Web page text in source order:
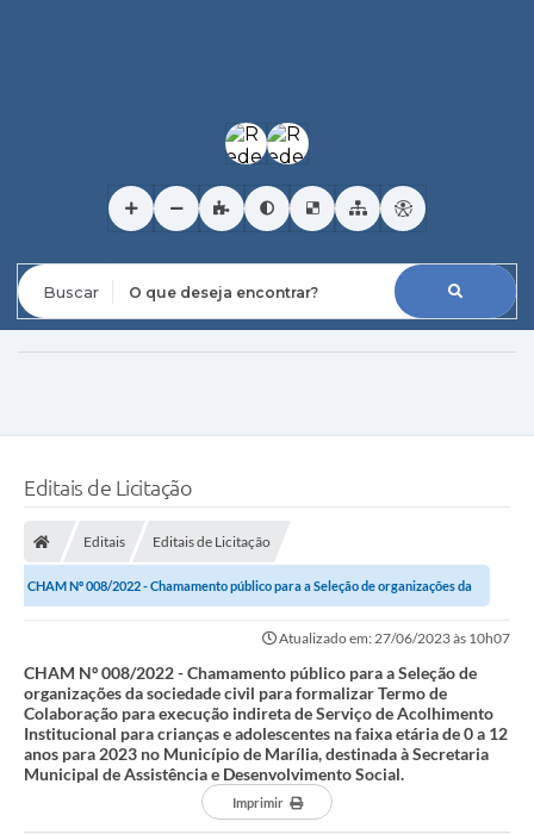
Editais de Licitação
Editais Editais de Licitação
CHAM Nº 008/2022 - Chamamento público para a Seleção de organizações da
Atualizado em: 27/06/2023 às 10h07
CHAM Nº 008/2022 - Chamamento público para a Seleção de
organizações da sociedade civil para formalizar Termo de
Colaboração para execução indireta de Serviço de Acolhimento
Institucional para crianças e adolescentes na faixa etária de 0 a 12
anos para 2023 no Município de Marília, destinada à Secretaria
Municipal de Assistência e Desenvolvimento Social.
Imprimir